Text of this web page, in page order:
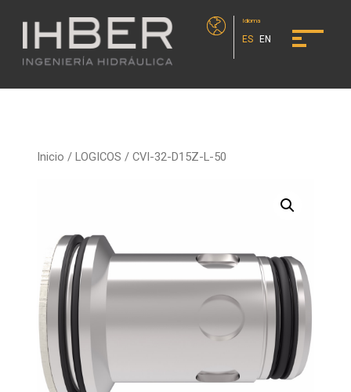
Idioma
ES EN
Inicio /LOGICOS / CVI-32-D15Z-L-50